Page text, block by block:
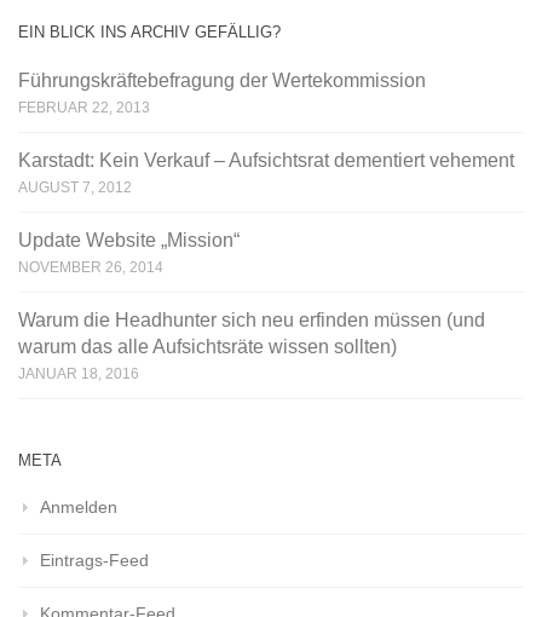
EIN BLICK INS ARCHIV GEFÄLLIG?
Führungskräftebefragung der Wertekommission
FEBRUAR 22, 2013
Karstadt: Kein Verkauf – Aufsichtsrat dementiert vehement‎
AUGUST 7, 2012
Update Website „Mission“
NOVEMBER 26, 2014
Warum die Headhunter sich neu erfinden müssen (und
warum das alle Aufsichtsräte wissen sollten)
JANUAR 18, 2016
META
Anmelden
Eintrags-Feed